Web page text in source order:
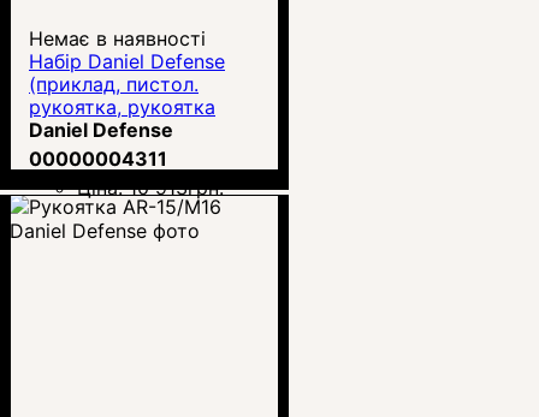
Немає в наявності
Набір Daniel Defense
(приклад, пистол.
рукоятка, рукоятка
перенесення вогню M-
Lok)
Daniel Defense
00000004311
Ціна:10 913грн.